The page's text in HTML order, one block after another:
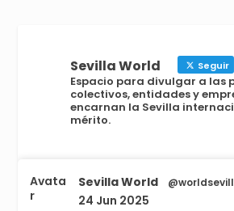
Sevilla World Seguir
Espacio para divulgar a las
colectivos, entidades y
encarnan la Sevilla
mérito.
Avata
r
Sevilla World
24 Jun 2025